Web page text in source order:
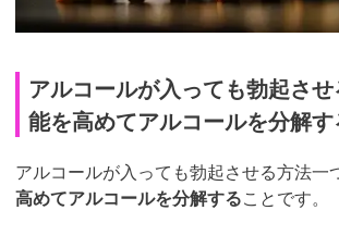
アルコールが入っても勃起さ
能を高めてアルコールを分解す
アルコールが入っても勃起させる方法一
高めてアルコールを分解することです。